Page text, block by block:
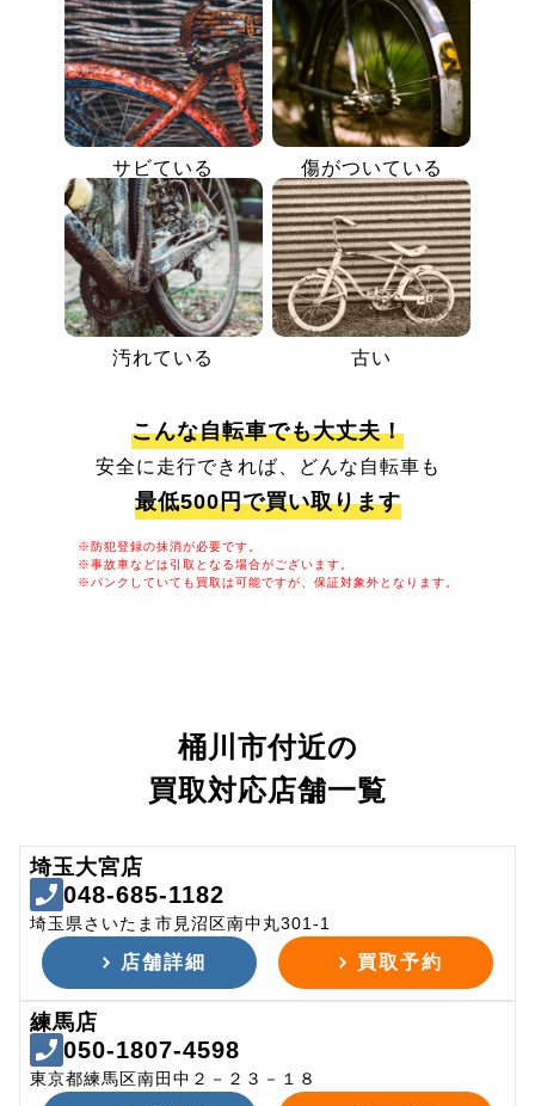
サビている 傷がついている
汚れている 古い
こんな自転車でも大丈夫！
安全に走行できれば、どんな自転車も
最低500円で買い取ります
※防犯登録の抹消が必要です。
※事故車などは引取となる場合がございます。
※パンクしていても買取は可能ですが、保証対象外となります。
桶川市付近の
買取対応店舗一覧
埼玉大宮店
048-685-1182
埼玉県さいたま市見沼区南中丸301-1
店舗詳細 買取予約
練馬店
050-1807-4598
東京都練馬区南田中２－２３－１８